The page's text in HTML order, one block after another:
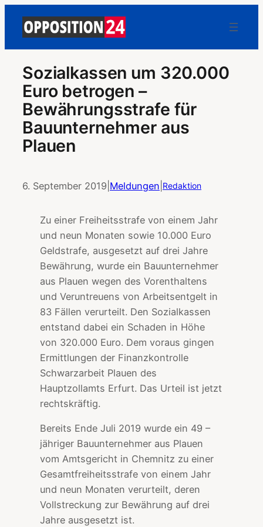
Sozialkassen um 320.000
Euro betrogen –
Bewährungsstrafe für
Bauunternehmer aus
Plauen
6. September 2019 Meldungen Redaktion
Zu einer Freiheitsstrafe von einem Jahr
und neun Monaten sowie 10.000 Euro
Geldstrafe, ausgesetzt auf drei Jahre
Bewährung, wurde ein Bauunternehmer
aus Plauen wegen des Vorenthaltens
und Veruntreuens von Arbeitsentgelt in
83 Fällen verurteilt. Den Sozialkassen
entstand dabei ein Schaden in Höhe
von 320.000 Euro. Dem voraus gingen
Ermittlungen der Finanzkontrolle
Schwarzarbeit Plauen des
Hauptzollamts Erfurt. Das Urteil ist jetzt
rechtskräftig.
Bereits Ende Juli 2019 wurde ein 49 –
jähriger Bauunternehmer aus Plauen
vom Amtsgericht in Chemnitz zu einer
Gesamtfreiheitsstrafe von einem Jahr
und neun Monaten verurteilt, deren
Vollstreckung zur Bewährung auf drei
Jahre ausgesetzt ist.